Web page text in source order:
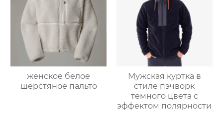
женское белое
шерстяное пальто
Мужская куртка в
стиле пэчворк
темного цвета с
эффектом полярности